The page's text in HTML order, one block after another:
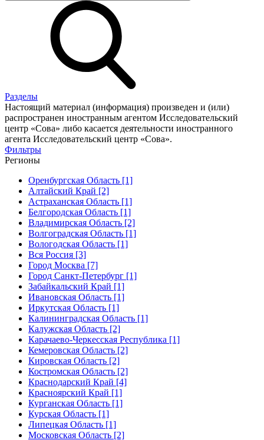
Разделы
Настоящий материал (информация) произведен и (или)
распространен иностранным агентом Исследовательский
центр «Сова» либо касается деятельности иностранного
агента Исследовательский центр «Сова».
Фильтры
Регионы
Оренбургская Область [1]
Алтайский Край [2]
Астраханская Область [1]
Белгородская Область [1]
Владимирская Область [2]
Волгоградская Область [1]
Вологодская Область [1]
Вся Россия [3]
Город Москва [7]
Город Санкт-Петербург [1]
Забайкальский Край [1]
Ивановская Область [1]
Иркутская Область [1]
Калининградская Область [1]
Калужская Область [2]
Карачаево-Черкесская Республика [1]
Кемеровская Область [2]
Кировская Область [2]
Костромская Область [2]
Краснодарский Край [4]
Красноярский Край [1]
Курганская Область [1]
Курская Область [1]
Липецкая Область [1]
Московская Область [2]